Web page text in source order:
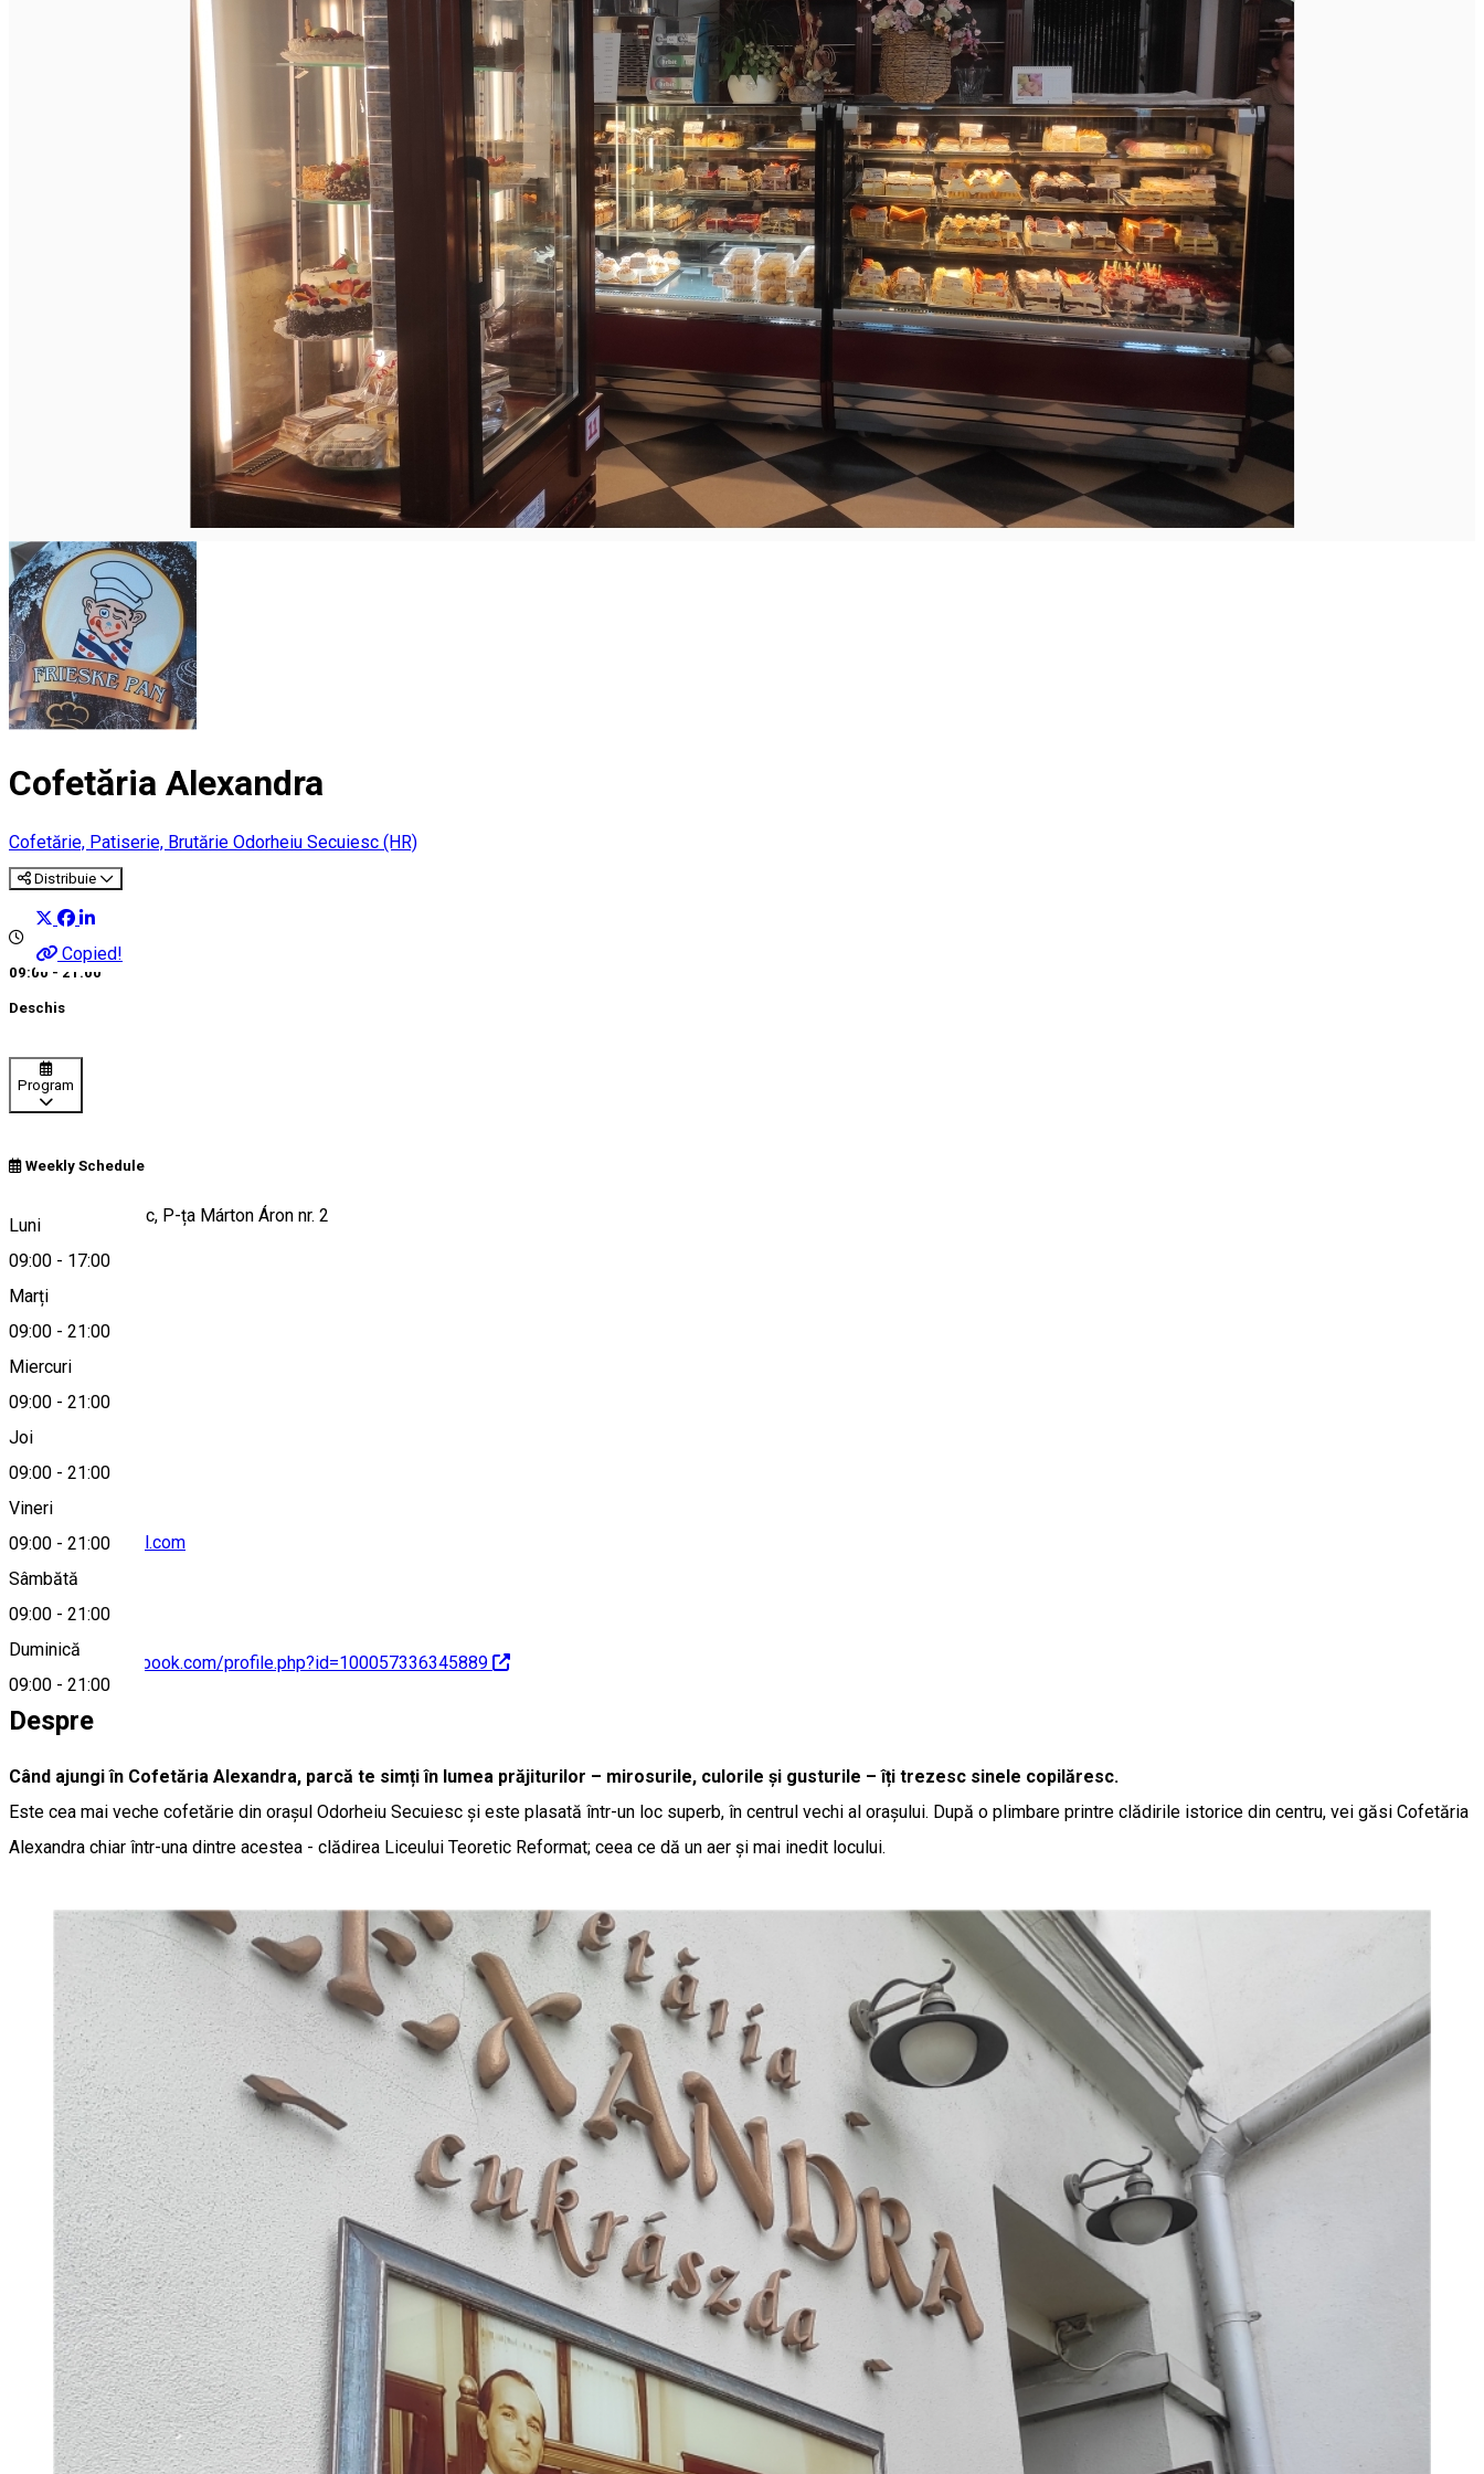
Cofetăria Alexandra
Cofetărie, Patiserie, Brutărie Odorheiu Secuiesc (HR)
Distribuie
Copied!
09:00 - 21:00
Deschis
Program
Weekly Schedule
Luni
09:00 - 17:00
Marți
09:00 - 21:00
Miercuri
09:00 - 21:00
Joi
09:00 - 21:00
Vineri
09:00 - 21:00
Sâmbătă
09:00 - 21:00
Duminică
09:00 - 21:00
Odorheiu Secuiesc, P-ța Márton Áron nr. 2
Hartă
frieskepan@gmail.com
https://www.facebook.com/profile.php?id=100057336345889
Despre
Când ajungi în Cofetăria Alexandra, parcă te simți în lumea prăjiturilor – mirosurile, culorile și gusturile – îți trezesc sinele copilăresc.
Este cea mai veche cofetărie din orașul Odorheiu Secuiesc și este plasată într-un loc superb, în centrul vechi al orașului. După o plimbare printre clădirile istorice din centru, vei găsi Cofetăria
Alexandra chiar într-una dintre acestea - clădirea Liceului Teoretic Reformat; ceea ce dă un aer și mai inedit locului.